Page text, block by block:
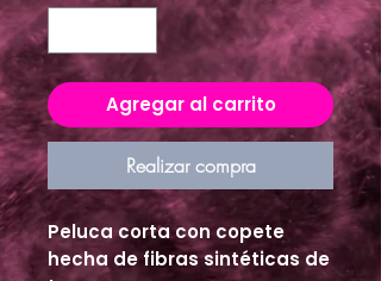
Agregar al carrito
Realizar compra
Peluca corta con copete
hecha de fibras sintéticas de